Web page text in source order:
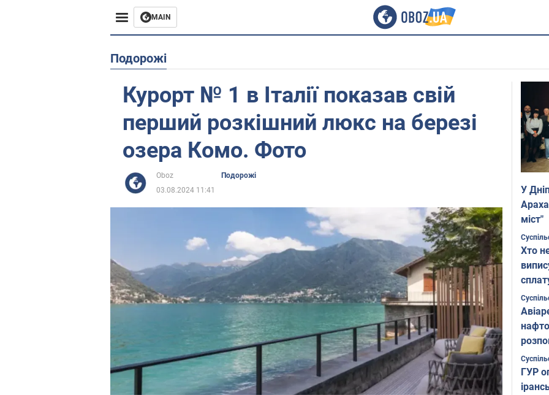
MAIN
Життя
Подорожі
Курорт № 1 в Італії показав свій
перший розкішний люкс на березі
озера Комо. Фото
Oboz
Подорожі
03.08.2024 11:41
У
міст"
Хто
ГУР